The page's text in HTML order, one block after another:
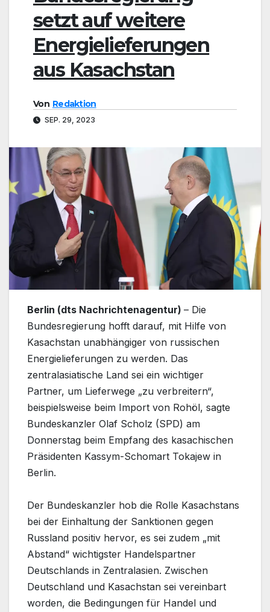
setzt auf weitere
Energielieferungen
aus Kasachstan
Von Redaktion
SEP. 29, 2023
Berlin (dts Nachrichtenagentur) – Die
Bundesregierung hofft darauf, mit Hilfe von
Kasachstan unabhängiger von russischen
Energielieferungen zu werden. Das
zentralasiatische Land sei ein wichtiger
Partner, um Lieferwege „zu verbreitern“,
beispielsweise beim Import von Rohöl, sagte
Bundeskanzler Olaf Scholz (SPD) am
Donnerstag beim Empfang des kasachischen
Präsidenten Kassym-Schomart Tokajew in
Berlin.
Der Bundeskanzler hob die Rolle Kasachstans
bei der Einhaltung der Sanktionen gegen
Russland positiv hervor, es sei zudem „mit
Abstand“ wichtigster Handelspartner
Deutschlands in Zentralasien. Zwischen
Deutschland und Kasachstan sei vereinbart
worden, die Bedingungen für Handel und